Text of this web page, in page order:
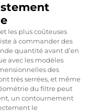
les plus coûteuses
à commander des
quantité avant d’en
avec les modèles
des
très serrées, et même
du filtre peut
un contournement
le